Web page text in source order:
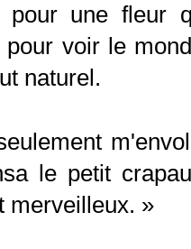
pour une fleur
pour voir le
naturel.
le petit
merveilleux. »